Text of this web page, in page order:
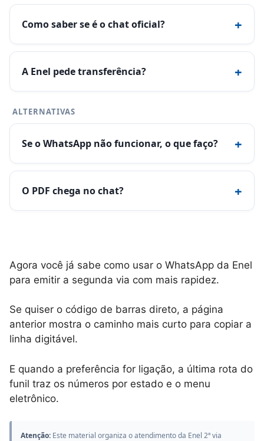
Como saber se é o chat oficial? +
A Enel pede transferência? +
ALTERNATIVAS
Se o WhatsApp não funcionar, o que faço? +
O PDF chega no chat? +
Agora você já sabe como usar o WhatsApp da Enel
para emitir a segunda via com mais rapidez.
Se quiser o código de barras direto, a página
anterior mostra o caminho mais curto para copiar a
linha digitável.
E quando a preferência for ligação, a última rota do
funil traz os números por estado e o menu
eletrônico.
Atenção: Este material organiza o atendimento da Enel 2ª via